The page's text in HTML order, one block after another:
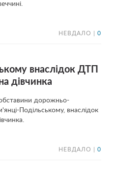
НЕВДАЛО | 0
внаслідок ДТП
дівчинка
дорожньо-
Подільському, внаслідок
НЕВДАЛО | 0